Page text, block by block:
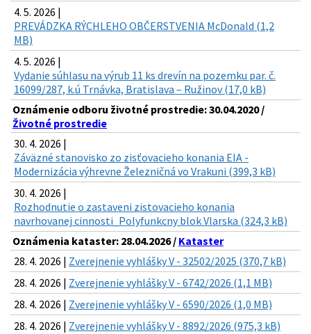
4. 5. 2026 |
PREVÁDZKA RÝCHLEHO OBČERSTVENIA McDonald (1,2
MB)
4. 5. 2026 |
Vydanie súhlasu na výrub 11 ks drevín na pozemku par. č.
16099/287, k.ú Trnávka, Bratislava – Ružinov (17,0 kB)
Oznámenie odboru životné prostredie: 30.04.2020 /
Životné prostredie
30. 4. 2026 |
Záväzné stanovisko zo zisťovacieho konania EIA -
Modernizácia výhrevne Železničná vo Vrakuni (399,3 kB)
30. 4. 2026 |
Rozhodnutie o zastaveni zistovacieho konania
navrhovanej cinnosti_Polyfunkcny blok Vlarska (324,3 kB)
Oznámenia kataster: 28.04.2026 / Kataster
28. 4. 2026 | Zverejnenie vyhlášky V - 32502/2025 (370,7 kB)
28. 4. 2026 | Zverejnenie vyhlášky V - 6742/2026 (1,1 MB)
28. 4. 2026 | Zverejnenie vyhlášky V - 6590/2026 (1,0 MB)
28. 4. 2026 | Zverejnenie vyhlášky V - 8892/2026 (975,3 kB)